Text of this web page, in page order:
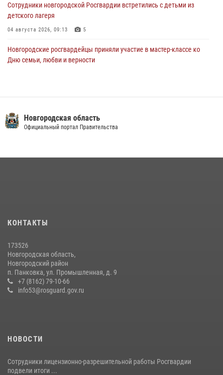
29 июля 2026, 12:54 1
Сотрудники новгородской Росгвардии встретились с детьми из
детского лагеря
04 августа 2026, 09:13 5
Новгородские росгвардейцы приняли участие в мастер-классе ко
Дню семьи, любви и верности
16 июля 2026, 12:06 3
медицине
Новгородские росгвардейцы рассказали о службе детям из летнего
лагеря «Волынь»
30 июля 2026, 08:40 5
Новгородская область
Официальный портал Правительства
КОНТАКТЫ
173526
Новгородская область,
Новгородский район
п. Панковка, ул. Промышленная, д. 9
+7 (8162) 79-10-66
info53@rosguard.gov.ru
НОВОСТИ
Сотрудники лицензионно-разрешительной работы Росгвардии
подвели итоги ...